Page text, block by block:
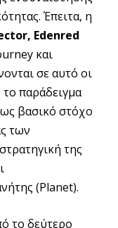
Έπειτα, η
Edenred
και
σε αυτό οι
το παράδειγμα
βασικό στόχο
των
της
(Planet).
το δεύτερο